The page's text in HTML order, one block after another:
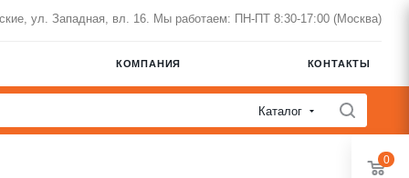
ул. Западная, вл. 16. Мы работаем: ПН-ПТ 8:30-17:00 (Москва)
КОМПАНИЯ КОНТАКТЫ
Каталог
0